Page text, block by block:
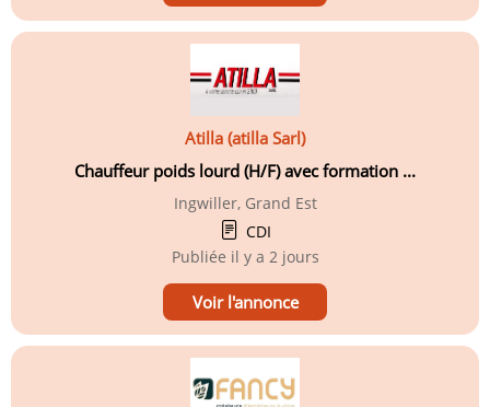
Atilla (atilla Sarl)
Chauffeur poids lourd (H/F) avec formation ...
Ingwiller, Grand Est
CDI
Publiée il y a 2 jours
Voir l'annonce